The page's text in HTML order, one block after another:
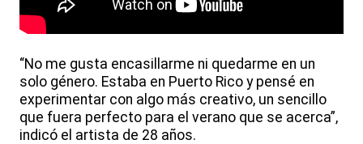
“No me gusta encasillarme ni quedarme en un
solo género. Estaba en Puerto Rico y pensé en
experimentar con algo más creativo, un sencillo
que fuera perfecto para el verano que se acerca”,
indicó el artista de 28 años.